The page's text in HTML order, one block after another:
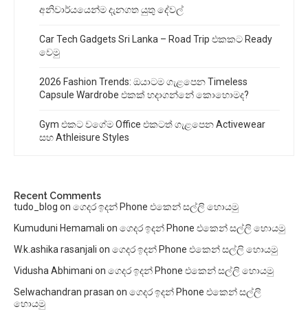
අනිවාර්යයෙන්ම දැනගත යුතු දේවල්
Car Tech Gadgets Sri Lanka – Road Trip එකකට Ready
වෙමු
2026 Fashion Trends: ඔයාටම ගැළපෙන Timeless
Capsule Wardrobe එකක් හදාගන්නේ කොහොමද?
Gym එකට වගේම Office එකටත් ගැළපෙන Activewear
සහ Athleisure Styles
Recent Comments
tudo_blog on ගෙදර ඉදන් Phone එකෙන් සල්ලි හොයමු
Kumuduni Hemamali on ගෙදර ඉදන් Phone එකෙන් සල්ලි හොයමු
W.k.ashika rasanjali on ගෙදර ඉදන් Phone එකෙන් සල්ලි හොයමු
Vidusha Abhimani on ගෙදර ඉදන් Phone එකෙන් සල්ලි හොයමු
Selwachandran prasan on ගෙදර ඉදන් Phone එකෙන් සල්ලි
හොයමු